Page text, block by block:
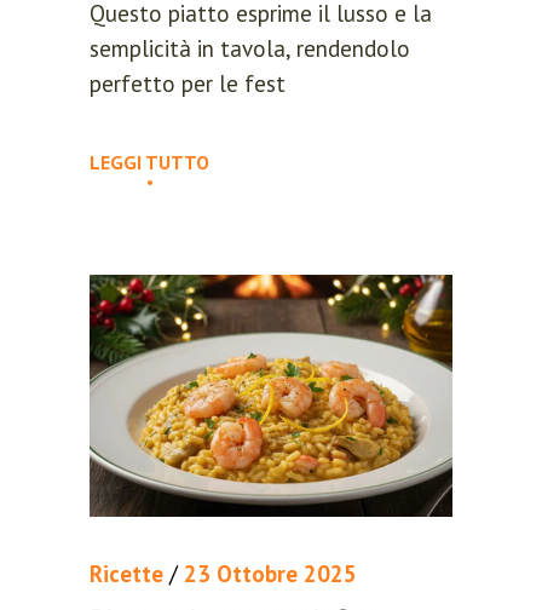
Questo piatto esprime il lusso e la
semplicità in tavola, rendendolo
perfetto per le fest
LEGGI TUTTO
Ricette / 23 Ottobre 2025
REGISTER
Lost your password?
Please enter your username or email
address. You will receive a link to
create a new password via email.